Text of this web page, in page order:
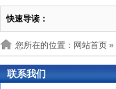
快速导读：
您所在的位置：网站首页 »
联系我们